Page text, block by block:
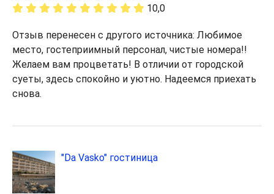
10,0
Отзыв перенесен с другого источника: Любимое
место, гостеприимный персонал, чистые номера!!
Желаем вам процветать! В отличии от городской
суеты, здесь спокойно и уютно. Надеемся приехать
снова.
"Da Vasko" гостиница